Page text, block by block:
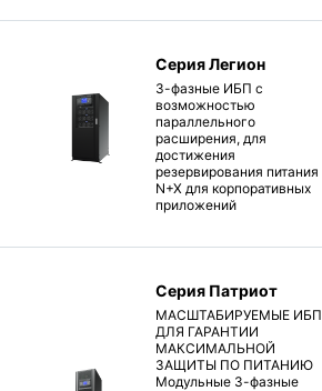
Серия Легион
3-фазные ИБП с
возможностью
параллельного
расширения, для
достижения
резервирования питания
N+X для корпоративных
приложений
Серия Патриот
МАСШТАБИРУЕМЫЕ ИБП
ДЛЯ ГАРАНТИИ
МАКСИМАЛЬНОЙ
ЗАЩИТЫ ПО ПИТАНИЮ
Модульные 3-фазные